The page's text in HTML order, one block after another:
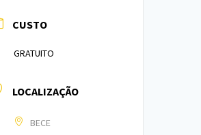
CUSTO
GRATUITO
LOCALIZAÇÃO
BECE